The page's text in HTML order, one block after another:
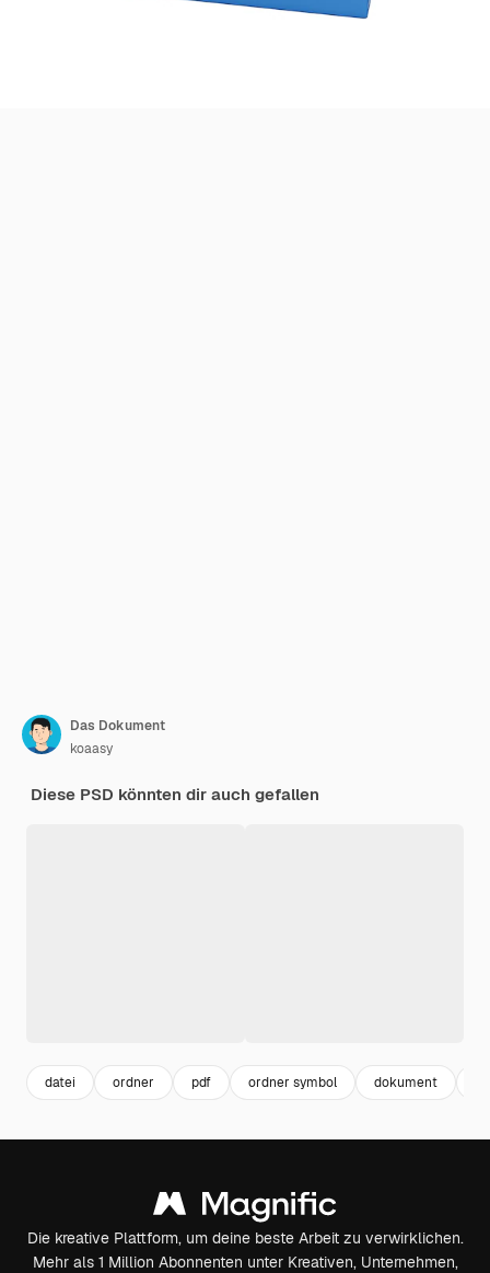
Das Dokument
koaasy
Diese PSD könnten dir auch gefallen
datei ordner pdf ordner symbol dokument
Die kreative Plattform, um deine beste Arbeit zu verwirklichen.
Mehr als 1 Million Abonnenten unter Kreativen, Unternehmen,